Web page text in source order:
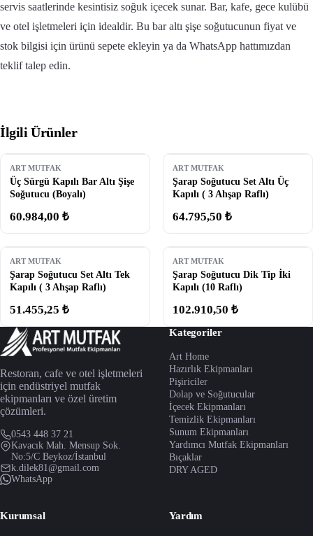
servis saatlerinde kesintisiz soğuk içecek sunar. Bar, kafe, gece kulübü
ve otel işletmeleri için idealdir. Bu bar altı şişe soğutucunun fiyat ve
stok bilgisi için ürünü sepete ekleyin ya da WhatsApp hattımızdan
teklif talep edin.
İlgili Ürünler
ART MUTFAK
Üç Sürgü Kapılı Bar Altı Şişe
Soğutucu (Boyalı)
60.984,00 ₺
ART MUTFAK
Şarap Soğutucu Set Altı Üç
Kapılı ( 3 Ahşap Raflı)
64.795,50 ₺
ART MUTFAK
Şarap Soğutucu Set Altı Tek
Kapılı ( 3 Ahşap Raflı)
51.455,25 ₺
ART MUTFAK
Şarap Soğutucu Dik Tip İki
Kapılı (10 Raflı)
102.910,50 ₺
Restoran, cafe ve otel işletmeleri
için endüstriyel mutfak
ekipmanları ve özel üretim
çözümleri.
0543 448 37 21
Kavacık Mah. Mensup Sok.
No:5/C Beykoz/İstanbul
k.dilek81@gmail.com
WhatsApp
Kategoriler
Art Home
Hazırlık Ekipmanları
Pişiriciler
Dolap ve Soğutucular
İçecek Ekipmanları
Temizlik Ekipmanları
Sunum Ekipmanları
Yardımcı Mutfak Ekipmanları
Bıçaklar
DRY AGED
Kurumsal Yardım